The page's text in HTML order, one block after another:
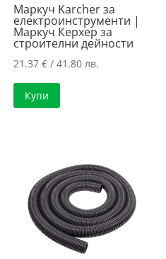
Маркуч Karcher за
електроинструменти |
Маркуч Керхер за
строителни дейности
21.37€ / 41.80 лв.
Купи